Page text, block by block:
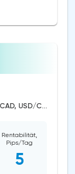
AUD/USD, EUR/USD, GBP/USD, USD/CAD, USD/CHF, USD/JPY, CAD/CHF, EUR/AUD, EUR/NZD, EUR/GBP, CAD/JPY, EUR/CHF, GBP/AUD, GBP/NZD, AUD/NZD, GBP/CHF, NZD/CHF, AUD/CHF, EUR/JPY, CHF/JPY, EUR/CAD, GBP/JPY, NZD/JPY, AUD/JPY, NZD/USD, GBP/CAD, NZD/CAD, AUD/CAD, Cardano/USD, Litecoin/USD, Ethereum/USD, Bitcoin/USD, XRP/USD, US Dollar Index, Dow Jones, NASDAQ 100, S&P 500, WTI Crude Oil, Silver, Gold, Pfizer, Solana, Avalanche
Rentabilität,
Pips/Tag
5